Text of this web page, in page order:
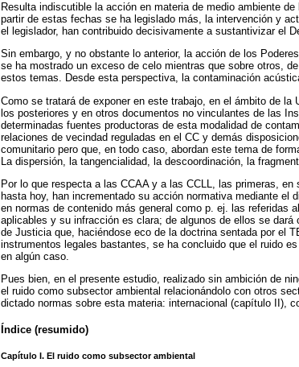
Resulta indiscutible la acción en materia de medio ambiente
partir de estas fechas se ha legislado más, la intervención y
el legislador, han contribuido decisivamente a sustantivizar el
Sin embargo, y no obstante lo anterior, la acción de los
se ha mostrado un exceso de celo mientras que sobre otros,
estos temas. Desde esta perspectiva, la contaminación
Como se tratará de exponer en este trabajo, en el ámbito de
los posteriores y en otros documentos no vinculantes de las
determinadas fuentes productoras de esta modalidad de
relaciones de vecindad reguladas en el CC y demás
comunitario pero que, en todo caso, abordan este tema de
La dispersión, la tangencialidad, la descoordinación, la
Por lo que respecta a las CCAA y a las CCLL, las primeras,
hasta hoy, han incrementado su acción normativa mediante
en normas de contenido más general como p. ej. las referidas
aplicables y su infracción es clara; de algunos de ellos se
de Justicia que, haciéndose eco de la doctrina sentada por el
instrumentos legales bastantes, se ha concluido que el ruido
en algún caso.
Pues bien, en el presente estudio, realizado sin ambición de
el ruido como subsector ambiental relacionándolo con otros
dictado normas sobre esta materia: internacional (capítulo II),
Índice (resumido)
Capítulo I. El ruido como subsector ambiental